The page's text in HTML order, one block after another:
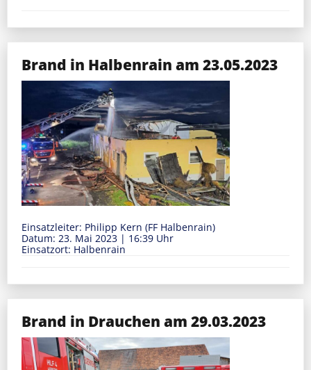
Brand in Halbenrain am 23.05.2023
Einsatzleiter: Philipp Kern (FF Halbenrain)
Datum: 23. Mai 2023 | 16:39 Uhr
Einsatzort: Halbenrain
Brand in Drauchen am 29.03.2023